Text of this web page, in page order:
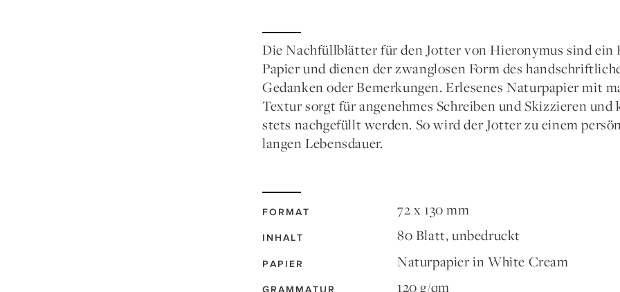
Die Nachfüllblätter für den Jotter von Hieronymus sind ein
Papier und dienen der zwanglosen Form des
Gedanken oder Bemerkungen. Erlesenes Naturpapier mit
Textur sorgt für angenehmes Schreiben und Skizzieren
stets nachgefüllt werden. So wird der Jotter zu einem
langen Lebensdauer.
FORMAT 72 x 130 mm
INHALT 80 Blatt, unbedruckt
PAPIER Naturpapier in White Cream
GRAMMATUR
120 g/qm